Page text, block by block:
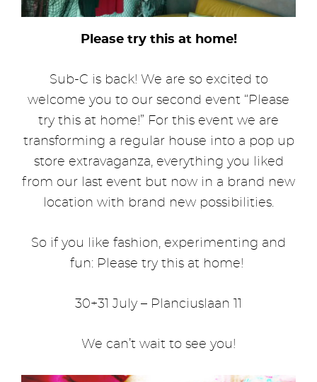
Please try this at home!
Sub-C is back! We are so excited to
welcome you to our second event “Please
try this at home!” For this event we are
transforming a regular house into a pop up
store extravaganza, everything you liked
from our last event but now in a brand new
location with brand new possibilities.
So if you like fashion, experimenting and
fun: Please try this at home!
30+31 July – Planciuslaan 11
We can’t wait to see you!